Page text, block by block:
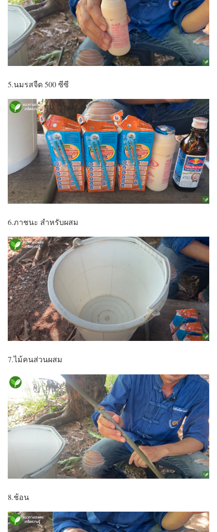
5.นมรสจืด 500 ซีซี
6.ภาชนะ สำหรับผสม
7.ไม้คนส่วนผสม
8.ช้อน